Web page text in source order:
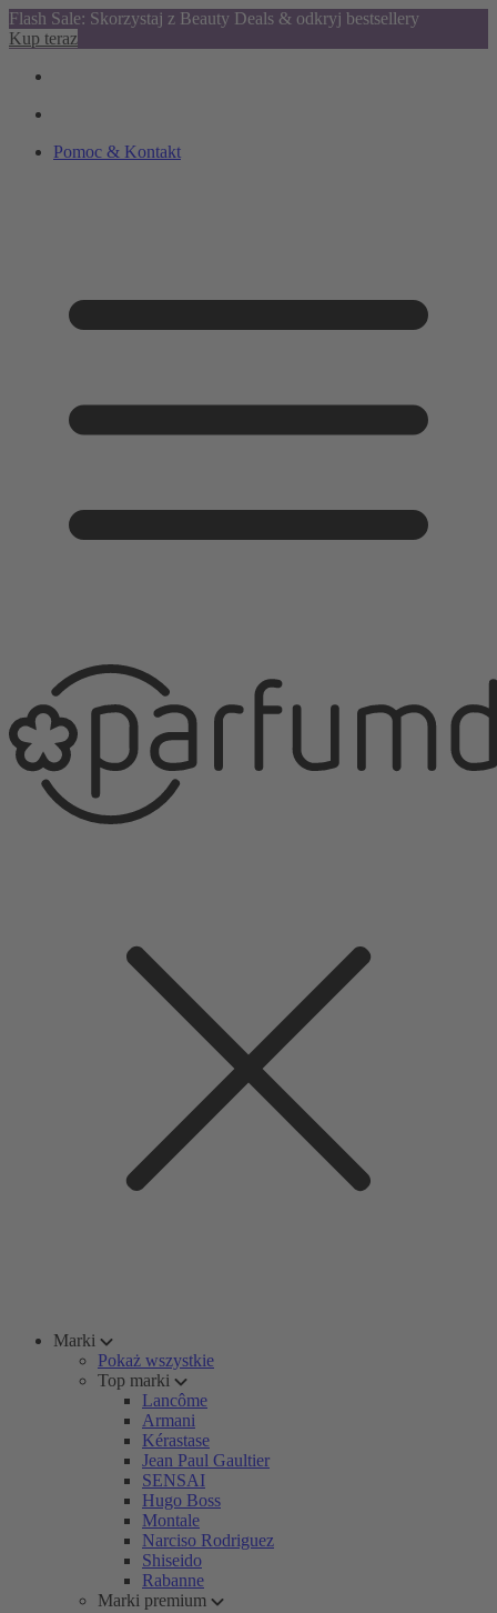
Flash Sale: Skorzystaj z Beauty Deals & odkryj bestsellery
Kup teraz
Pomoc & Kontakt
Marki
Pokaż wszystkie
Top marki
Lancôme
Armani
Kérastase
Jean Paul Gaultier
SENSAI
Hugo Boss
Montale
Narciso Rodriguez
Shiseido
Rabanne
Marki premium